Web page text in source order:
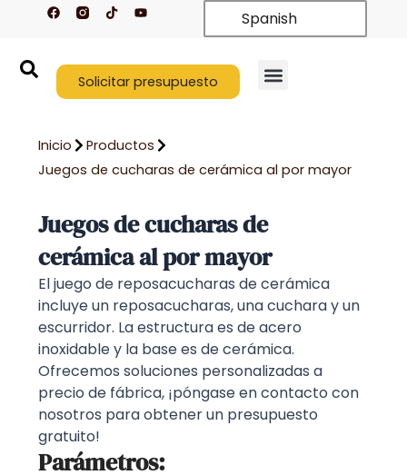
F
a
o
k
T
i
k
Y
o
b
e
Spanish
Solicitar presupuesto
Inicio
Productos
Juegos de cucharas de cerámica al por mayor
Juegos de cucharas de
cerámica al por mayor
El juego de reposacucharas de cerámica
incluye un reposacucharas, una cuchara y un
escurridor. La estructura es de acero
inoxidable y la base es de cerámica.
Ofrecemos soluciones personalizadas a
precio de fábrica, ¡póngase en contacto con
nosotros para obtener un presupuesto
gratuito!
Parámetros: